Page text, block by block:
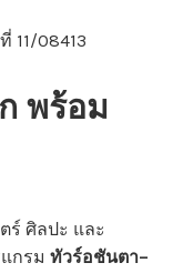
11/08413
พร้อม
ร์ ศิลปะ และ
แกรมทัวร์อชันตา–